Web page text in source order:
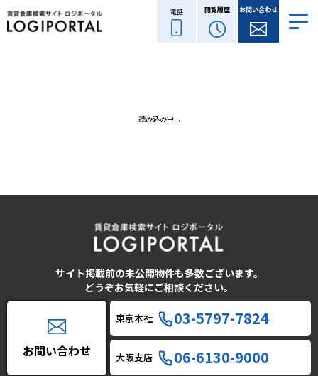
電話 閲覧履歴 お問い合わせ
読み込み中...
サイト掲載前の未公開物件も多数ございます。
どうぞお気軽にご相談ください。
お問い合わせ
東京本社 03-5797-7824
大阪支店 06-6130-9000